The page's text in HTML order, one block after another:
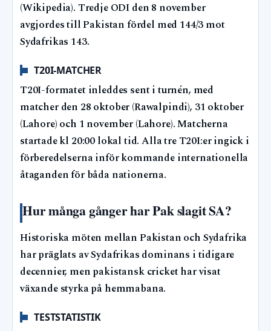
(Wikipedia). Tredje ODI den 8 november
avgjordes till Pakistan fördel med 144/3 mot
Sydafrikas 143.
T20I-MATCHER
T20I-formatet inleddes sent i turnén, med
matcher den 28 oktober (Rawalpindi), 31 oktober
(Lahore) och 1 november (Lahore). Matcherna
startade kl 20:00 lokal tid. Alla tre T20I:er ingick i
förberedelserna inför kommande internationella
åtaganden för båda nationerna.
Hur många gånger har Pak slagit SA?
Historiska möten mellan Pakistan och Sydafrika
har präglats av Sydafrikas dominans i tidigare
decennier, men pakistansk cricket har visat
växande styrka på hemmabana.
TESTSTATISTIK